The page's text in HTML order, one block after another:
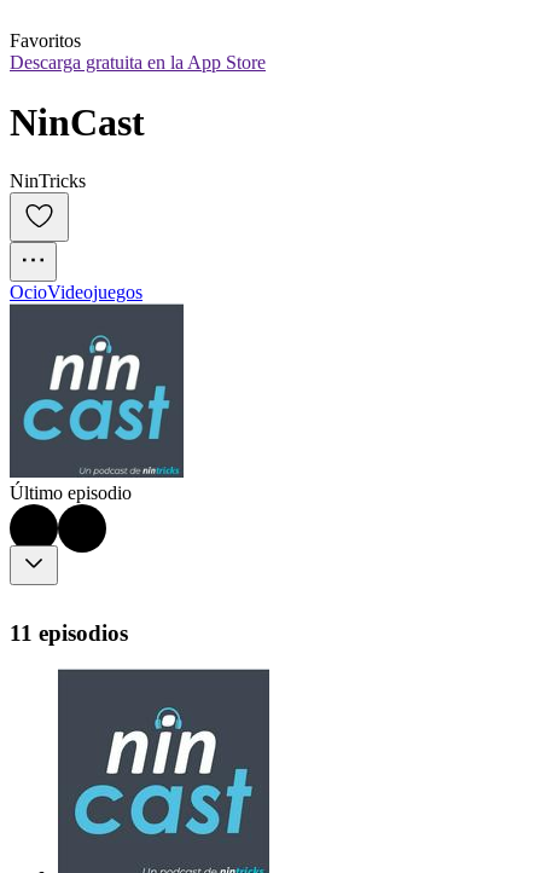
Favoritos
Descarga gratuita en la App Store
NinCast
NinTricks
OcioVideojuegos
Último episodio
11 episodios